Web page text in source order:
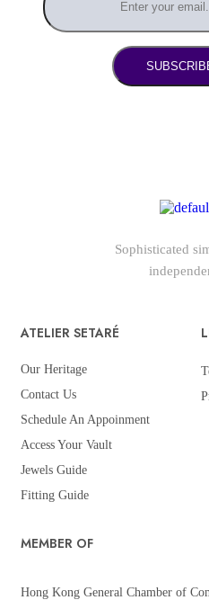
Sophisticated
ATELIER SETARÉ
Our Heritage
Contact Us
Schedule An Appoinment
Access Your Vault
Jewels Guide
Fitting Guide
MEMBER OF
Hong Kong General Chamber of